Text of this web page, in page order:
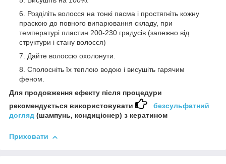
Розділіть волосся на тонкі пасма і простягніть кожну
праскою до повного випарювання складу, при
температурі пластин 200-230 градусів (залежно від
структури і стану волосся)
Дайте волоссю охолонути.
Сполосніть їх теплою водою і висушіть гарячим
феном.
Для продовження ефекту після процедури
рекомендується використовувати
безсульфатний
догляд (шампунь, кондиціонер) з кератином
Приховати